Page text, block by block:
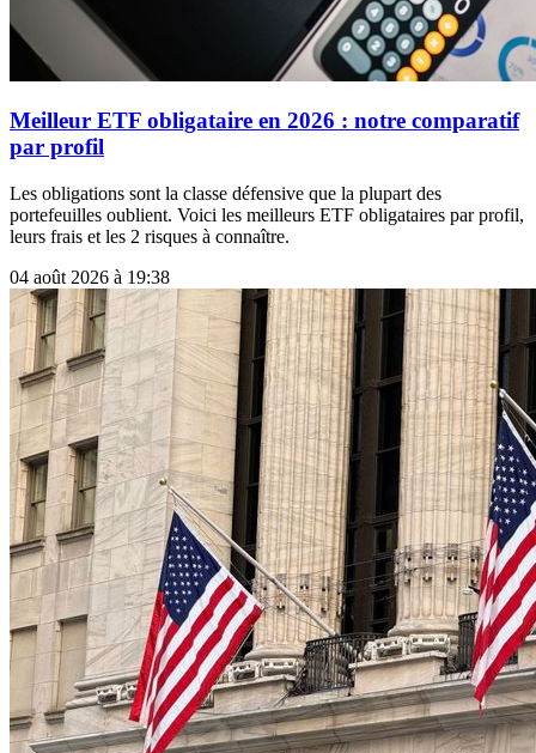
Meilleur ETF obligataire en 2026 : notre comparatif
par profil
Les obligations sont la classe défensive que la plupart des
portefeuilles oublient. Voici les meilleurs ETF obligataires par profil,
leurs frais et les 2 risques à connaître.
04 août 2026 à 19:38